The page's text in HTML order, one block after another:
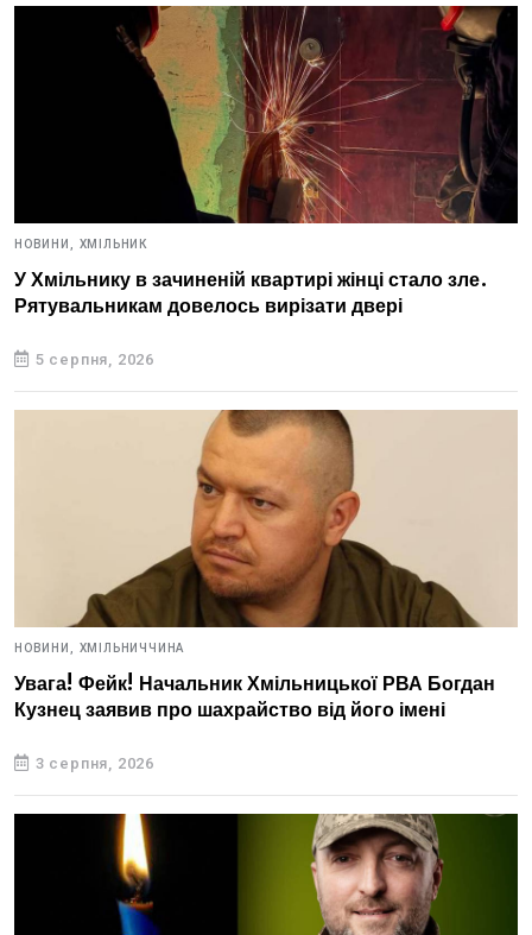
НОВИНИ, ХМІЛЬНИК
У Хмільнику в зачиненій квартирі жінці стало зле.
Рятувальникам довелось вирізати двері
5 серпня, 2026
НОВИНИ, ХМІЛЬНИЧЧИНА
Увага! Фейк! Начальник Хмільницької РВА Богдан
Кузнец заявив про шахрайство від його імені
3 серпня, 2026